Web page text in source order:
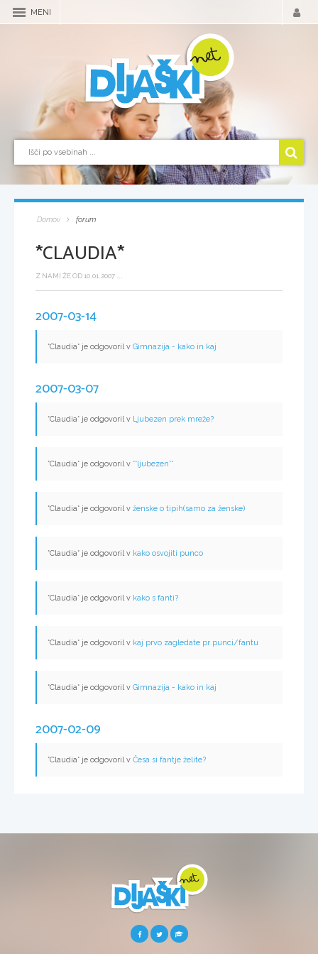
MENI
Domov forum
*CLAUDIA*
Z NAMI ŽE OD 10.01.2007 ...
2007-03-14
*Claudia* je odgovoril v Gimnazija - kako in kaj
2007-03-07
*Claudia* je odgovoril v Ljubezen prek mreže?
*Claudia* je odgovoril v **ljubezen**
*Claudia* je odgovoril v ženske o tipih(samo za ženske)
*Claudia* je odgovoril v kako osvojiti punco
*Claudia* je odgovoril v kako s fanti?
*Claudia* je odgovoril v kaj prvo zagledate pr punci/fantu
*Claudia* je odgovoril v Gimnazija - kako in kaj
2007-02-09
*Claudia* je odgovoril v Česa si fantje želite?